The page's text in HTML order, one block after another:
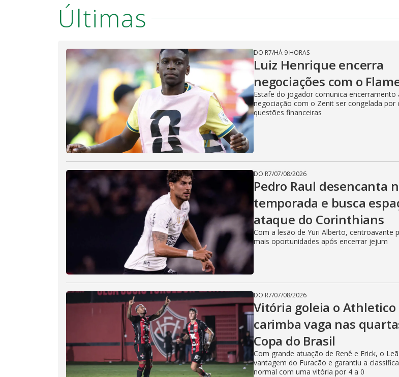
Últimas
DO R7/HÁ 9 HORAS
Luiz Henrique encerra
negociações com o
Estafe do jogador comunica encerramento
negociação com o Zenit ser congelada por
questões financeiras
DO R7/07/08/2026
Pedro Raul desencanta
temporada e busca
ataque do Corinthians
Com a lesão de Yuri Alberto, centroavante
mais oportunidades após encerrar jejum
DO R7/07/08/2026
Vitória goleia o Athletico
carimba vaga nas
Copa do Brasil
Com grande atuação de Renê e Erick, o
vantagem do Furacão e garantiu a
normal com uma vitória por 4 a 0